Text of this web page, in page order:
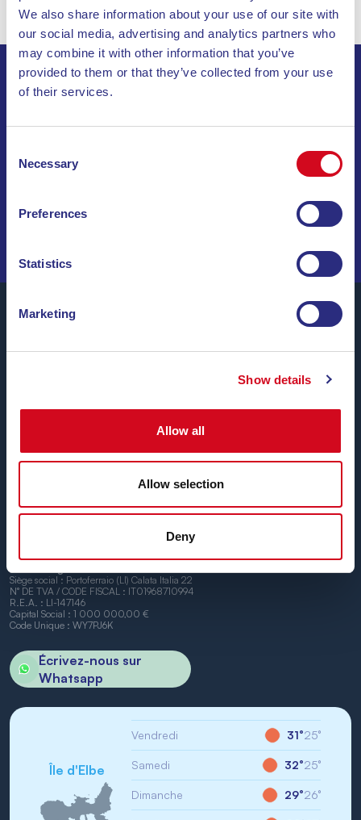
We also share information about your use of our site with
our social media, advertising and analytics partners who
may combine it with other information that you’ve
provided to them or that they’ve collected from your use
of their services.
Selection
Necessary
Preferences
Statistics
Marketing
Show details
Allow all
Allow selection
Deny
ABONNEZ-VOUS À NOTRE LETTRE
D’INFORMATION
INVIA
NAVIGUEZ PARMI DES OFFRES SPÉCIALES, DES
DESTINATIONS DE RÊVE ET DES CONSEILS DE VOYAGE
24 liaisons par jour, toute l’année, àdes tarifs
, entre les ports de Piombino et
Nous avons hâte de vous accueillir à bord.
Siège social : Portoferraio (LI) Calata Italia 22
N° DE TVA / CODE FISCAL : IT01968710994
R.E.A. : LI-147146
Capital Social : 1 000 000,00 €
Code Unique : WY7PJ6K
Écrivez-nous sur
Whatsapp
Île d'Elbe
Vendredi 31°25°
Samedi 32°25°
Dimanche 29°26°